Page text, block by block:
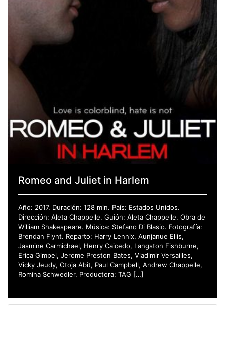
Romeo and Juliet in Harlem
Año: 2017. Duración: 128 min. País: Estados Unidos.
Dirección: Aleta Chappelle. Guión: Aleta Chappelle. Obra de
William Shakespeare. Música: Stefano Di Blasio. Fotografía:
Brendan Flynt. Reparto: Harry Lennix, Aunjanue Ellis,
Jasmine Carmichael, Henry Caicedo, Langston Fishburne,
Erica Gimpel, Jerome Preston Bates, Vladimir Versailles,
Vicky Jeudy, Otoja Abit, Paul Campbell, Andrew Chappelle,
Romina Schwedler. Productora: TAG […]